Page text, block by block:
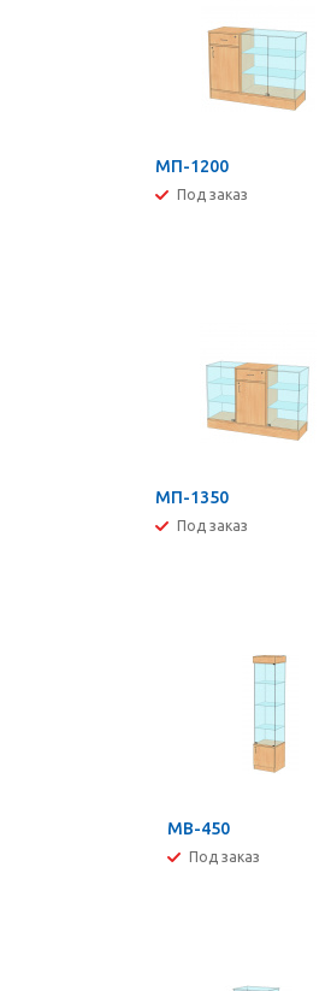
МП-1200
Под заказ
МП-1350
Под заказ
МВ-450
Под заказ